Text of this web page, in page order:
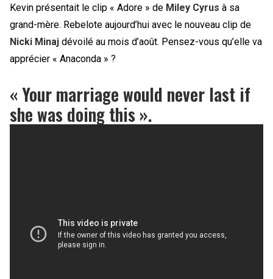
Kevin présentait le clip « Adore » de Miley Cyrus à sa
grand-mère. Rebelote aujourd’hui avec le nouveau clip de
Nicki Minaj dévoilé au mois d’août. Pensez-vous qu’elle va
apprécier « Anaconda » ?
« Your marriage would never last if
she was doing this ».